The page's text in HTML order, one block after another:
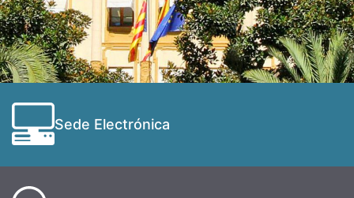
Sede Electrónica